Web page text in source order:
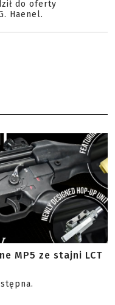
do oferty
Haenel.
MP5 ze stajni LCT